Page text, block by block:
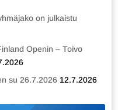
on julkaistu
Openin – Toivo
su 26.7.2026 12.7.2026